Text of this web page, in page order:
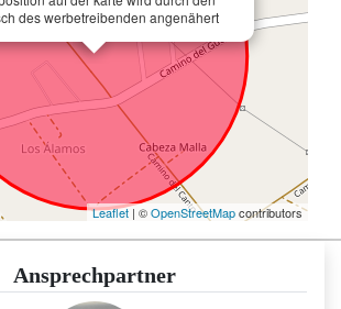
des werbetreibenden angenähert
Leaflet| ©OpenStreetMapcontributors
Ansprechpartner